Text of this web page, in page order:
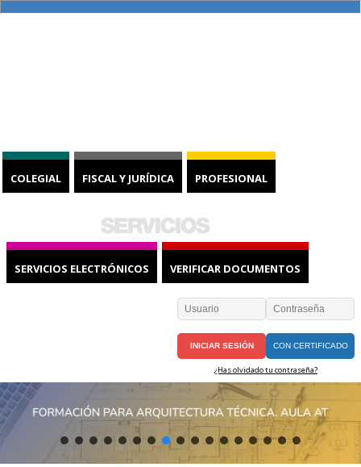
COLEGIAL FISCAL Y JURÍDICA PROFESIONAL
SERVICIOS ELECTRÓNICOS VERIFICAR DOCUMENTOS
CON CERTIFICADO
¿Has olvidado tu contraseña?